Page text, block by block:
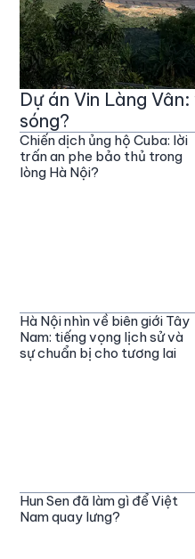
Dự án Vin Làng
sóng?
Chiến dịch ủng hộ Cuba: lời
trấn an phe bảo thủ trong
lòng Hà Nội?
Hà Nội nhìn về biên giới Tây
Nam: tiếng vọng lịch sử và
sự chuẩn bị cho tương lai
Hun Sen đã làm gì để Việt
Nam quay lưng?